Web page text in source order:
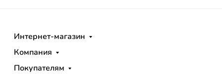
Интернет-магазин
Компания
Покупателям